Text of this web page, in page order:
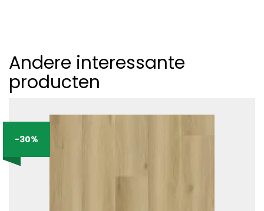
Andere interessante
producten
-30%